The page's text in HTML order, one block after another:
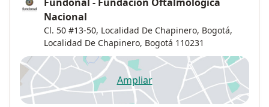
Nacional
Cl. 50 #13-50, Localidad De Chapinero, Bogotá,
Localidad De Chapinero, Bogotá 110231
Ampliarse abre en una nueva